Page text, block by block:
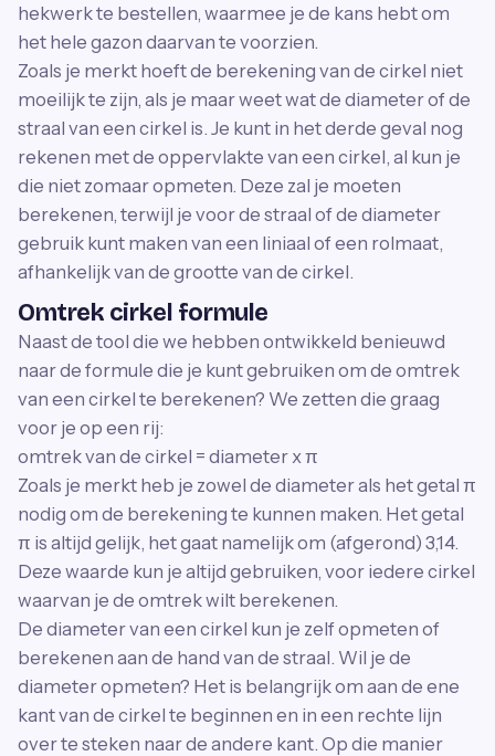
hekwerk te bestellen, waarmee je de kans hebt om
het hele gazon daarvan te voorzien.
Zoals je merkt hoeft de berekening van de cirkel niet
moeilijk te zijn, als je maar weet wat de diameter of de
straal van een cirkel is. Je kunt in het derde geval nog
rekenen met de oppervlakte van een cirkel, al kun je
die niet zomaar opmeten. Deze zal je moeten
berekenen, terwijl je voor de straal of de diameter
gebruik kunt maken van een liniaal of een rolmaat,
afhankelijk van de grootte van de cirkel.
Omtrek cirkel formule
Naast de tool die we hebben ontwikkeld benieuwd
naar de formule die je kunt gebruiken om de omtrek
van een cirkel te berekenen? We zetten die graag
voor je op een rij:
omtrek van de cirkel = diameter x π
Zoals je merkt heb je zowel de diameter als het getal π
nodig om de berekening te kunnen maken. Het getal
π is altijd gelijk, het gaat namelijk om (afgerond) 3,14.
Deze waarde kun je altijd gebruiken, voor iedere cirkel
waarvan je de omtrek wilt berekenen.
De diameter van een cirkel kun je zelf opmeten of
berekenen aan de hand van de straal. Wil je de
diameter opmeten? Het is belangrijk om aan de ene
kant van de cirkel te beginnen en in een rechte lijn
over te steken naar de andere kant. Op die manier